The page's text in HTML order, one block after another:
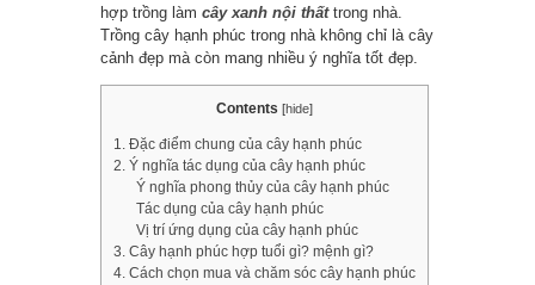
hợp trồng làm cây xanh nội thấttrong nhà.
Trồng cây hạnh phúc trong nhà không chỉ là cây
cảnh đẹp mà còn mang nhiều ý nghĩa tốt đẹp.
Contents [hide]
1. Đặc điểm chung của cây hạnh phúc
2. Ý nghĩa tác dụng của cây hạnh phúc
Ý nghĩa phong thủy của cây hạnh phúc
Tác dụng của cây hạnh phúc
Vị trí ứng dụng của cây hạnh phúc
3. Cây hạnh phúc hợp tuổi gì? mệnh gì?
4. Cách chọn mua và chăm sóc cây hạnh phúc